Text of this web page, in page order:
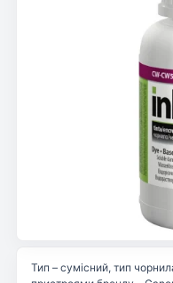
Тип – сумісний, тип